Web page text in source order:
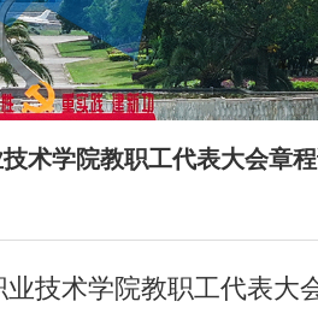
术学院教职工代表大会章
技术学院教职工代表大